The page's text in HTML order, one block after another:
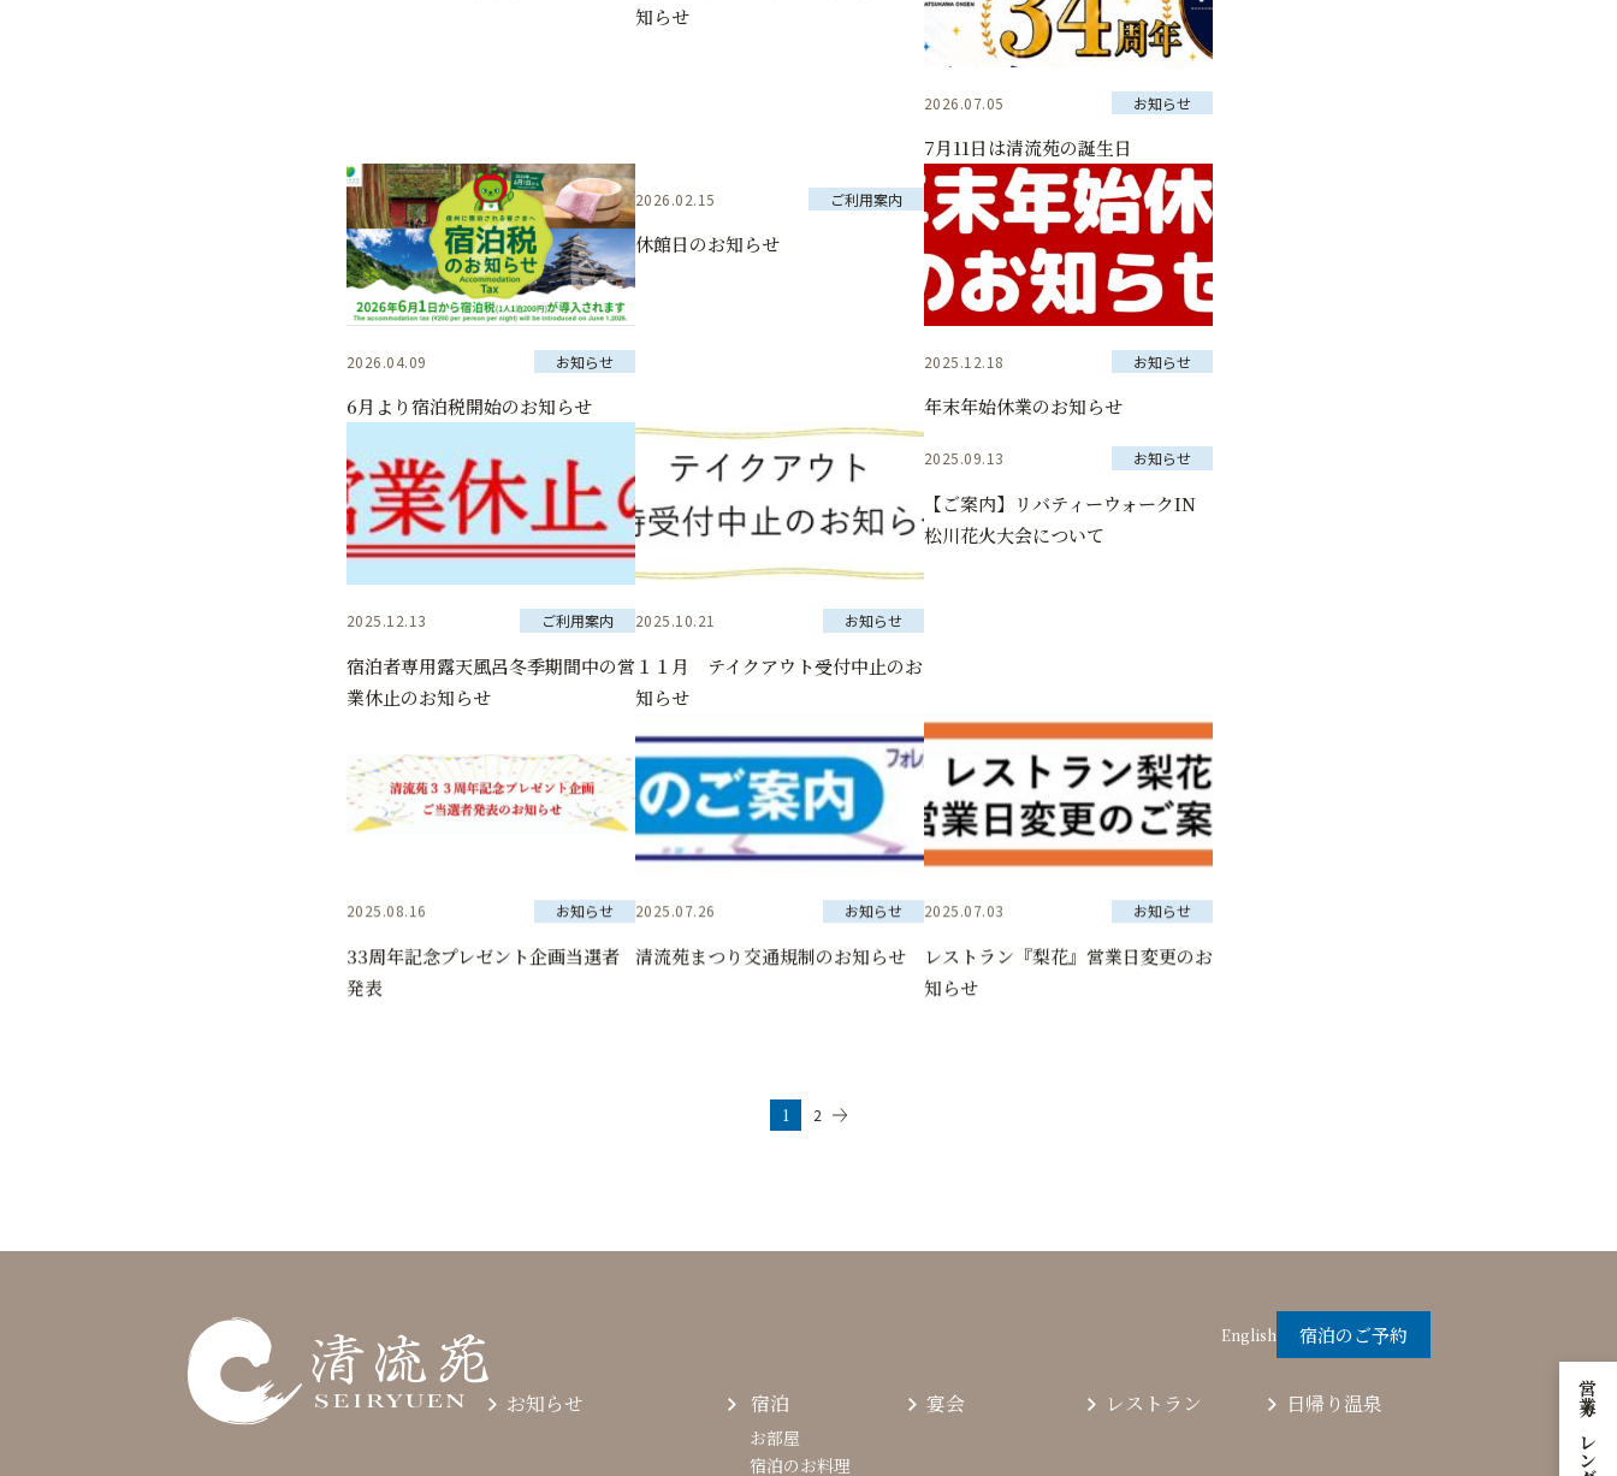
営業カレンダー
知らせ
2026.07.05 お知らせ
7月11日は清流苑の誕生日
2026.04.09 お知らせ
6月より宿泊税開始のお知らせ
2026.02.15 ご利用案内
休館日のお知らせ
2025.12.18 お知らせ
年末年始休業のお知らせ
2025.12.13 ご利用案内
宿泊者専用露天風呂冬季期間中の営
業休止のお知らせ
2025.10.21 お知らせ
１１月 テイクアウト受付中止のお
知らせ
2025.09.13 お知らせ
【ご案内】リバティーウォークIN
松川花火大会について
2025.08.16 お知らせ
33周年記念プレゼント企画当選者
発表
2025.07.26 お知らせ
清流苑まつり交通規制のお知らせ
2025.07.03 お知らせ
レストラン『梨花』営業日変更のお
知らせ
1 2
お知らせ 宿泊
お部屋
宿泊のお料理
宴会 レストラン 日帰り温泉
English 宿泊のご予約